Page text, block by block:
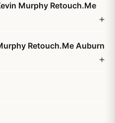
Murphy Retouch.Me
Retouch.Me Auburn